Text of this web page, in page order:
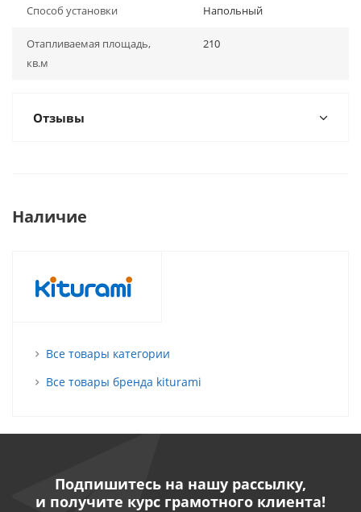
Способ установки Напольный
Отапливаемая площадь,
кв.м
210
Отзывы
Наличие
Все товары категории
Все товары бренда kiturami
Подпишитесь на нашу рассылку,
и получите курс грамотного клиента!